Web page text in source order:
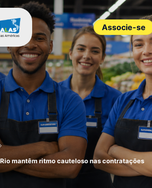
principal
Associe-se
mantêm ritmo cauteloso nas contratações